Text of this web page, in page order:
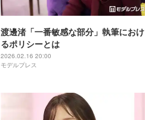
渡邊渚「一番敏感な部分」執筆におけ
るポリシーとは
2026.02.16 20:00
モデルプレス